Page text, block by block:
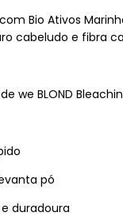
Bio Ativos
cabeludo e fibra
we BLOND
pó
duradoura